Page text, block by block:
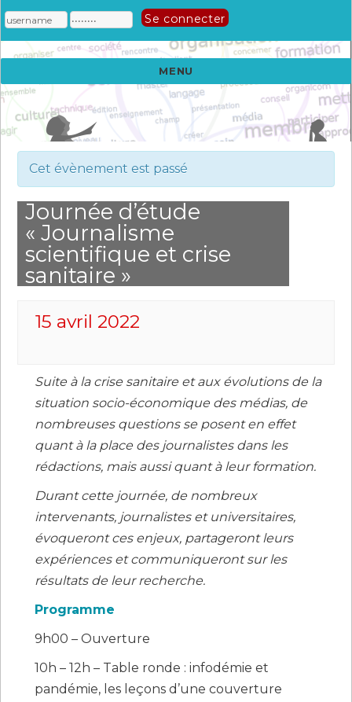
MENU
Cet évènement est passé
Journée d’étude
« Journalisme
scientifique et crise
sanitaire »
15 avril 2022
Suite à la crise sanitaire et aux évolutions de la
situation socio-économique des médias, de
nombreuses questions se posent en effet
quant à la place des journalistes dans les
rédactions, mais aussi quant à leur formation.
Durant cette journée, de nombreux
intervenants, journalistes et universitaires,
évoqueront ces enjeux, partageront leurs
expériences et communiqueront sur les
résultats de leur recherche.
Programme
9h00 – Ouverture
10h – 12h – Table ronde : infodémie et
pandémie, les leçons d’une couverture